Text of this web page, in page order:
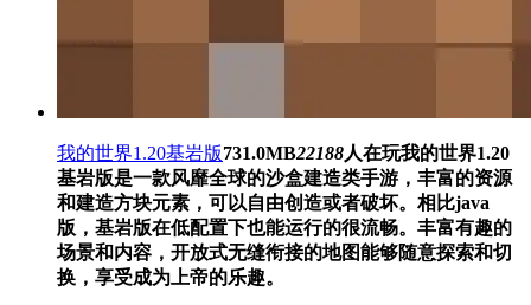
我的世界1.20基岩版731.0MB22188人在玩我的世界1.20
基岩版是一款风靡全球的沙盒建造类手游，丰富的资源
和建造方块元素，可以自由创造或者破坏。相比java
版，基岩版在低配置下也能运行的很流畅。丰富有趣的
场景和内容，开放式无缝衔接的地图能够随意探索和切
换，享受成为上帝的乐趣。